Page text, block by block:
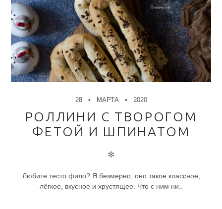
28 МАРТА 2020
РОЛЛИНИ С ТВОРОГОМ
ФЕТОЙ И ШПИНАТОМ
✻
Любите тесто фило? Я безмерно, оно такое классное,
лёгкое, вкусное и хрустящее. Что с ним ни..